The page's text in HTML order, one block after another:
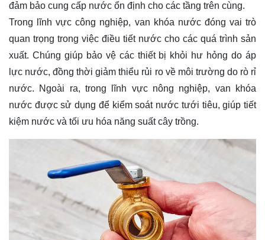
đảm bảo cung cấp nước ổn định cho các tầng trên cùng.
Trong lĩnh vực công nghiệp, van khóa nước đóng vai trò
quan trọng trong việc điều tiết nước cho các quá trình sản
xuất. Chúng giúp bảo vệ các thiết bị khỏi hư hỏng do áp
lực nước, đồng thời giảm thiểu rủi ro về môi trường do rò rỉ
nước. Ngoài ra, trong lĩnh vực nông nghiệp, van khóa
nước được sử dụng để kiểm soát nước tưới tiêu, giúp tiết
kiệm nước và tối ưu hóa năng suất cây trồng.